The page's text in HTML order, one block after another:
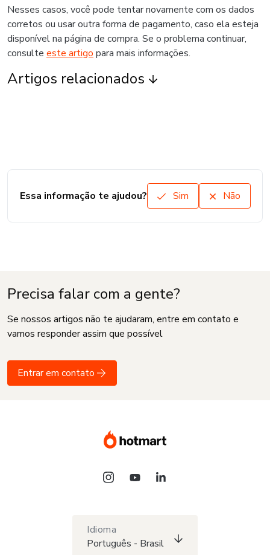
Nesses casos, você pode tentar novamente com os dados
corretos ou usar outra forma de pagamento, caso ela esteja
disponível na página de compra. Se o problema continuar,
consulte este artigo para mais informações.
Artigos relacionados
Essa informação te ajudou? Sim Não
Precisa falar com a gente?
Se nossos artigos não te ajudaram, entre em contato e
vamos responder assim que possível
Entrar em contato
Idioma
Português - Brasil